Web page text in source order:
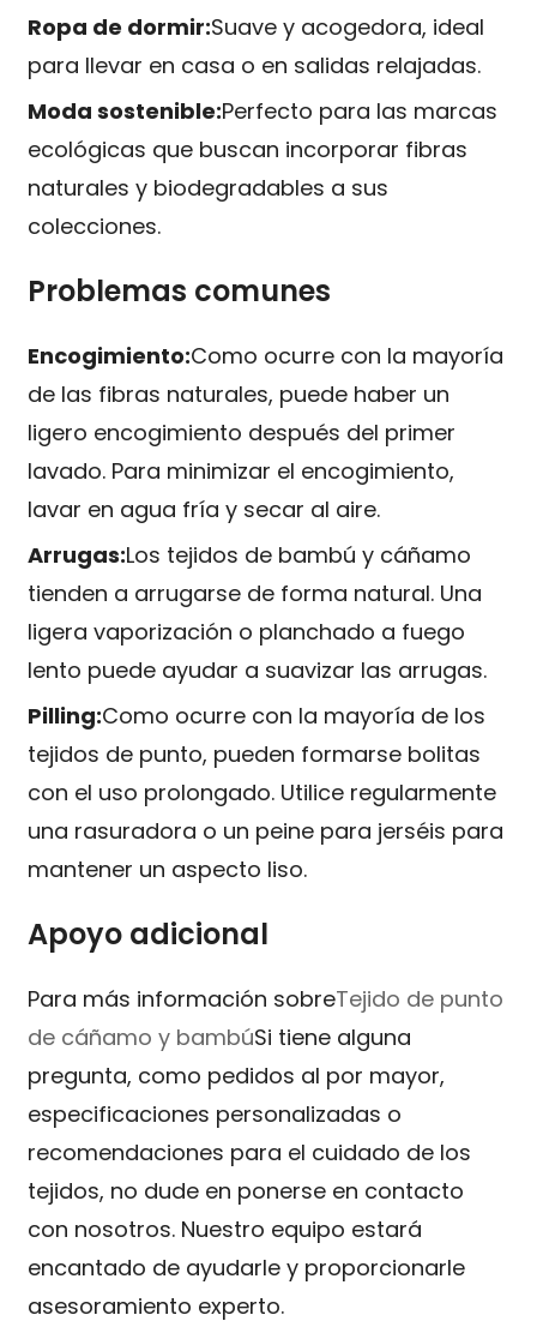
Ropa de dormir:Suave y acogedora, ideal
para llevar en casa o en salidas relajadas.
Moda sostenible:Perfecto para las marcas
ecológicas que buscan incorporar fibras
naturales y biodegradables a sus
colecciones.
Problemas comunes
Encogimiento:Como ocurre con la mayoría
de las fibras naturales, puede haber un
ligero encogimiento después del primer
lavado. Para minimizar el encogimiento,
lavar en agua fría y secar al aire.
Arrugas:Los tejidos de bambú y cáñamo
tienden a arrugarse de forma natural. Una
ligera vaporización o planchado a fuego
lento puede ayudar a suavizar las arrugas.
Pilling:Como ocurre con la mayoría de los
tejidos de punto, pueden formarse bolitas
con el uso prolongado. Utilice regularmente
una rasuradora o un peine para jerséis para
mantener un aspecto liso.
Apoyo adicional
Para más información sobreTejido de punto
de cáñamo y bambúSi tiene alguna
pregunta, como pedidos al por mayor,
especificaciones personalizadas o
recomendaciones para el cuidado de los
tejidos, no dude en ponerse en contacto
con nosotros. Nuestro equipo estará
encantado de ayudarle y proporcionarle
asesoramiento experto.